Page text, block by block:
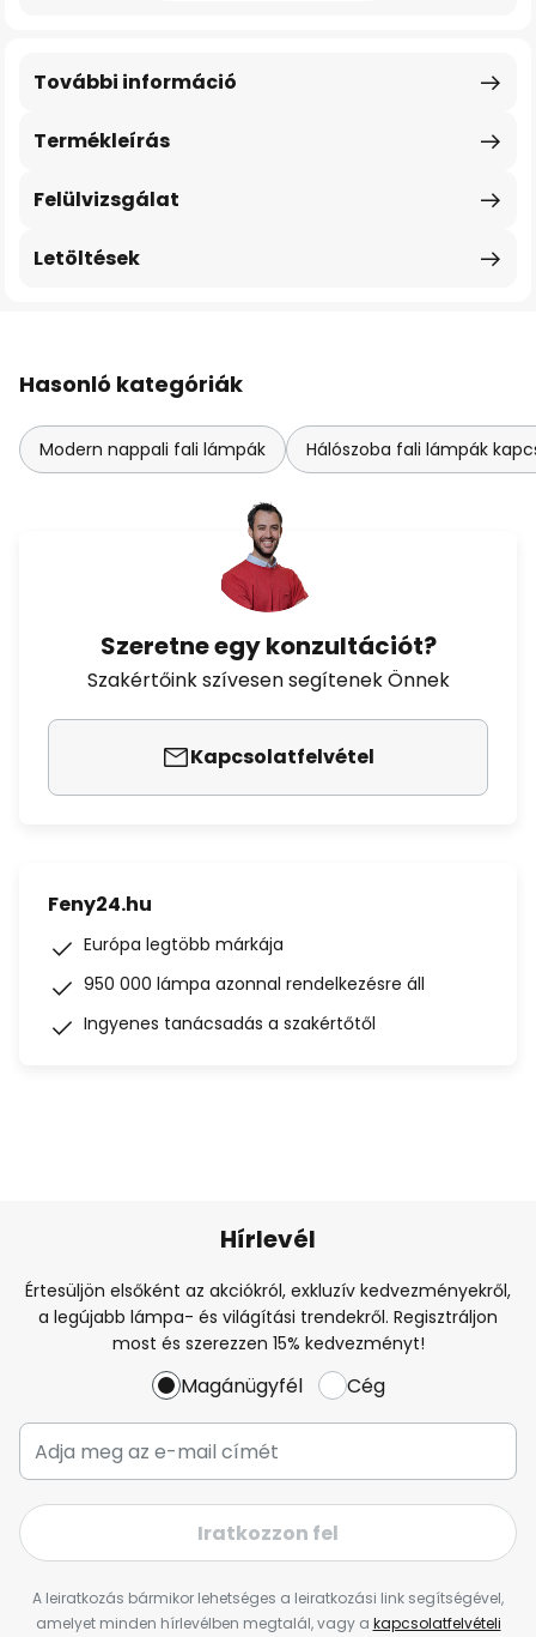
Termékleírás
További információ
Felülvizsgálat
Letöltések
Hasonló kategóriák
Modern nappali fali lámpák Hálószoba fali lámpák
Szeretne egy konzultációt?
Szakértőink szívesen segítenek Önnek
Kapcsolatfelvétel
Feny24.hu
Európa legtöbb márkája
950 000 lámpa azonnal rendelkezésre áll
Ingyenes tanácsadás a szakértőtől
Hírlevél
Értesüljön elsőként az akciókról, exkluzív kedvezményekről,
a legújabb lámpa- és világítási trendekről. Regisztráljon
most és szerezzen 15% kedvezményt!
Magánügyfél Cég
Iratkozzon fel
A leiratkozás bármikor lehetséges a leiratkozási link segítségével,
amelyet minden hírlevélben megtalál, vagy a kapcsolatfelvételi